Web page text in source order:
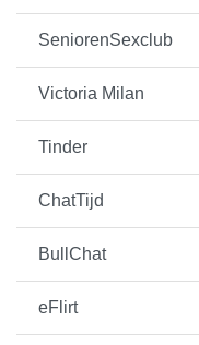
SeniorenSexclub
Victoria Milan
Tinder
ChatTijd
BullChat
eFlirt